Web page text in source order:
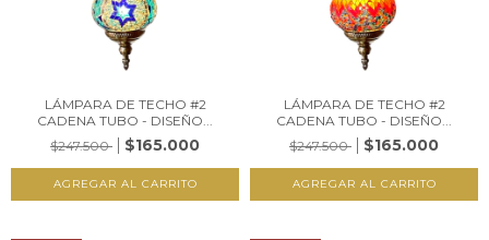
LÁMPARA DE TECHO #2
CADENA TUBO - DISEÑO...
$247.500
$165.000
LÁMPARA DE TECHO #2
CADENA TUBO - DISEÑO...
$247.500
$165.000